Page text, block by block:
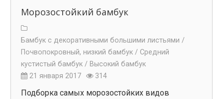
Морозостойкий бамбук
Бамбук с декоративными большими листьями /
Почвопокровный, низкий бамбук / Средний
кустистый бамбук / Высокий бамбук
21 января 2017
314
Подборка самых морозостойких видов